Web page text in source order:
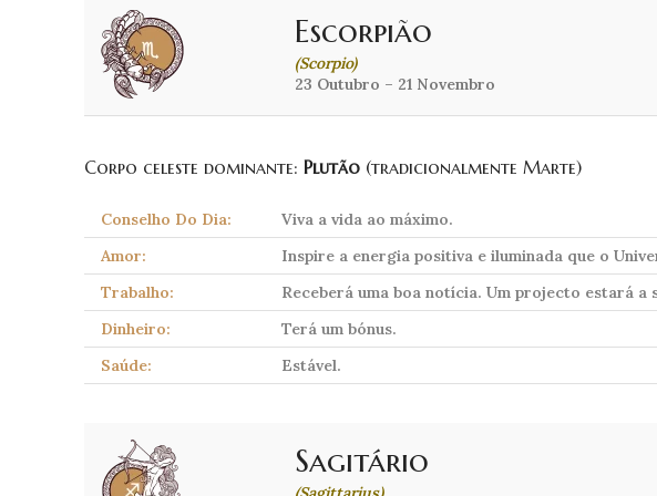
Escorpião
(Scorpio)
23 Outubro – 21 Novembro
Corpo celeste dominante: Plutão (tradicionalmente Marte)
Conselho Do Dia:
Viva a vida ao máximo.
Amor:
Inspire a energia positiva e iluminada que o
Trabalho:
Receberá uma boa notícia. Um projecto estará a
Dinheiro:
Terá um bónus.
Saúde:
Estável.
Sagitário